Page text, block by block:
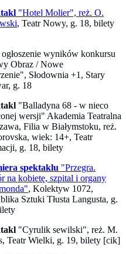
"Hotel Molier", reż. O.
, Teatr Nowy, g. 18, bilety
ogłoszenie wyników konkursu
Obraz / Nowe
Słodownia +1, Stary
g. 18
"Balladyna 68 - w nieco
wersji" Akademia Teatralna
Filia w Białymstoku, reż.
wiek: 14+, Teatr
g. 18, bilety
spektaklu "Przegra.
na kobietę, szpital i organy
, Kolektyw 1072,
Sztuki Tłusta Langusta, g.
"Cyrulik sewilski", reż. M.
Teatr Wielki, g. 19, bilety [cik]